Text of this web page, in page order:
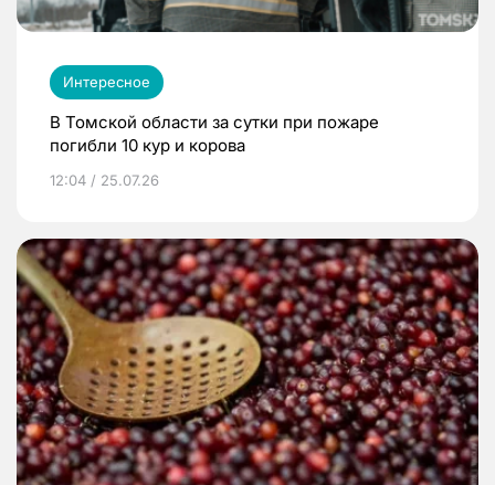
Интересное
В Томской области за сутки при пожаре
погибли 10 кур и корова
12:04 / 25.07.26